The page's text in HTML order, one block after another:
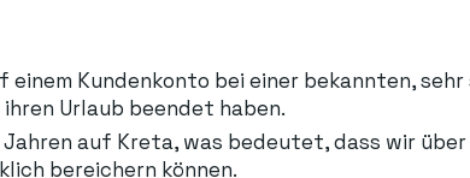
einem Kundenkonto bei einer bekannten,
Urlaub beendet haben.
auf Kreta, was bedeutet, dass wir
bereichern können.